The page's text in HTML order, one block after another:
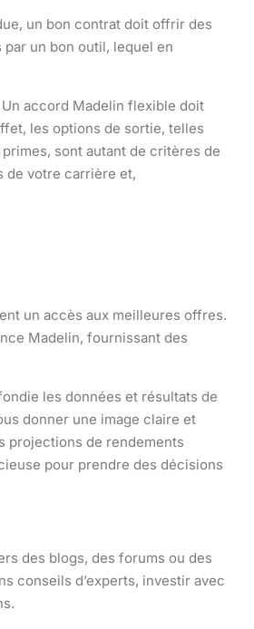
un bon contrat doit offrir des
par un bon outil, lequel en
accord Madelin flexible doit
les options de sortie, telles
sont autant de critères de
de votre carrière et,
un accès aux meilleures offres.
Madelin, fournissant des
les données et résultats de
donner une image claire et
projections de rendements
pour prendre des décisions
des blogs, des forums ou des
conseils d’experts, investir avec